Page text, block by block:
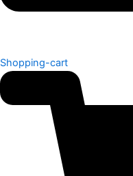
Shopping-cart